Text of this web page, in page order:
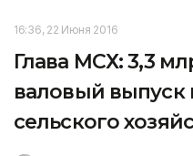
16:36, 22 Июня 2016
Глава МСХ: 3,3
валовый выпуск
сельского